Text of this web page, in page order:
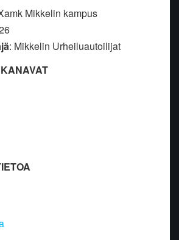
Mikkelin kampus
: Mikkelin Urheiluautoilijat